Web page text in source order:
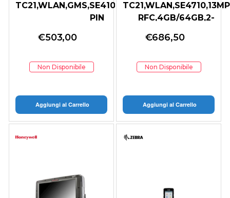
TC21,WLAN,GMS,SE4100,3GB/32GB,2-
PIN
€503,00
Non Disponibile
Aggiungi al Carrello
TC21,WLAN,SE4710,13MP
RFC,4GB/64GB,2-
€686,50
Non Disponibile
Aggiungi al Carrello